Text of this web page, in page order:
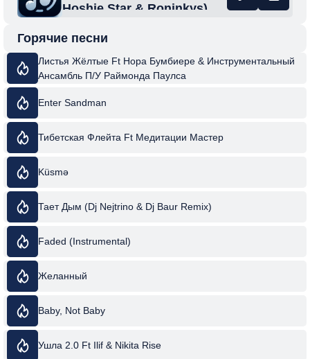
Hoshie Star & Roninkys)
Горячие песни
Листья Жёлтые Ft Нора Бумбиере & Инструментальный
Ансамбль П/У Раймонда Паулса
Enter Sandman
Тибетская Флейта Ft Медитации Мастер
Küsmə
Тает Дым (Dj Nejtrino & Dj Baur Remix)
Faded (Instrumental)
Желанный
Baby, Not Baby
Ушла 2.0 Ft Ilif & Nikita Rise